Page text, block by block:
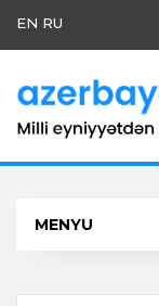
EN RU
MENYU